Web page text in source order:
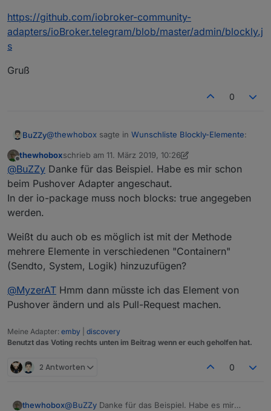
https://github.com/iobroker-community-
adapters/ioBroker.telegram/blob/master/admin/blockly.j
s
Gruß
0
BuZZy@thewhobox sagte in Wunschliste Blockly-Elemente:
@MyzerAT Ich finde das Element bei mir gar nicht.
Muss ich dafür den Adapter installieren?
Ah okay. Tatsache! Wusste ich auch noch nicht,
Jeder Adapter kann seine eigenen Blocks "liefern"..
Hier das Beispiel aus dem Telegram-Adapter:
sGruß
Offline
thewhoboxschrieb am 11. März 2019, 10:26
zuletzt editiert von thewhobox3. Nov. 2019, 11:27
@BuZZy Danke für das Beispiel. Habe es mir schon
beim Pushover Adapter angeschaut.
In der io-package muss noch blocks: true angegeben
werden.
Weißt du auch ob es möglich ist mit der Methode
mehrere Elemente in verschiedenen "Containern"
(Sendto, System, Logik) hinzuzufügen?
@MyzerAT Hmm dann müsste ich das Element von
Pushover ändern und als Pull-Request machen.
Meine Adapter: emby
discovery
Benutzt das Voting rechts unten im Beitrag wenn er euch geholfen hat.
2 Antworten 0
thewhobox@BuZZy Danke für das Beispiel. Habe es mir